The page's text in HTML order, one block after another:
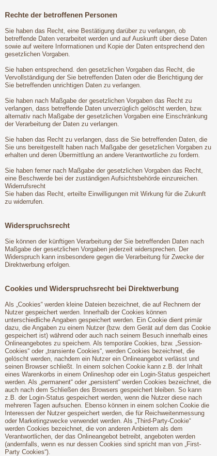
Rechte der betroffenen Personen
Sie haben das Recht, eine Bestätigung darüber zu verlangen, ob
betreffende Daten verarbeitet werden und auf Auskunft über diese Daten
sowie auf weitere Informationen und Kopie der Daten entsprechend den
gesetzlichen Vorgaben.
Sie haben entsprechend. den gesetzlichen Vorgaben das Recht, die
Vervollständigung der Sie betreffenden Daten oder die Berichtigung der
Sie betreffenden unrichtigen Daten zu verlangen.
Sie haben nach Maßgabe der gesetzlichen Vorgaben das Recht zu
verlangen, dass betreffende Daten unverzüglich gelöscht werden, bzw.
alternativ nach Maßgabe der gesetzlichen Vorgaben eine Einschränkung
der Verarbeitung der Daten zu verlangen.
Sie haben das Recht zu verlangen, dass die Sie betreffenden Daten, die
Sie uns bereitgestellt haben nach Maßgabe der gesetzlichen Vorgaben zu
erhalten und deren Übermittlung an andere Verantwortliche zu fordern.
Sie haben ferner nach Maßgabe der gesetzlichen Vorgaben das Recht,
eine Beschwerde bei der zuständigen Aufsichtsbehörde einzureichen.
Widerrufsrecht
Sie haben das Recht, erteilte Einwilligungen mit Wirkung für die Zukunft
zu widerrufen.
Widerspruchsrecht
Sie können der künftigen Verarbeitung der Sie betreffenden Daten nach
Maßgabe der gesetzlichen Vorgaben jederzeit widersprechen. Der
Widerspruch kann insbesondere gegen die Verarbeitung für Zwecke der
Direktwerbung erfolgen.
Cookies und Widerspruchsrecht bei Direktwerbung
Als „Cookies“ werden kleine Dateien bezeichnet, die auf Rechnern der
Nutzer gespeichert werden. Innerhalb der Cookies können
unterschiedliche Angaben gespeichert werden. Ein Cookie dient primär
dazu, die Angaben zu einem Nutzer (bzw. dem Gerät auf dem das Cookie
gespeichert ist) während oder auch nach seinem Besuch innerhalb eines
Onlineangebotes zu speichern. Als temporäre Cookies, bzw. „Session-
Cookies“ oder „transiente Cookies“, werden Cookies bezeichnet, die
gelöscht werden, nachdem ein Nutzer ein Onlineangebot verlässt und
seinen Browser schließt. In einem solchen Cookie kann z.B. der Inhalt
eines Warenkorbs in einem Onlineshop oder ein Login-Status gespeichert
werden. Als „permanent“ oder „persistent“ werden Cookies bezeichnet, die
auch nach dem Schließen des Browsers gespeichert bleiben. So kann
z.B. der Login-Status gespeichert werden, wenn die Nutzer diese nach
mehreren Tagen aufsuchen. Ebenso können in einem solchen Cookie die
Interessen der Nutzer gespeichert werden, die für Reichweitenmessung
oder Marketingzwecke verwendet werden. Als „Third-Party-Cookie“
werden Cookies bezeichnet, die von anderen Anbietern als dem
Verantwortlichen, der das Onlineangebot betreibt, angeboten werden
(andernfalls, wenn es nur dessen Cookies sind spricht man von „First-
Party Cookies“).